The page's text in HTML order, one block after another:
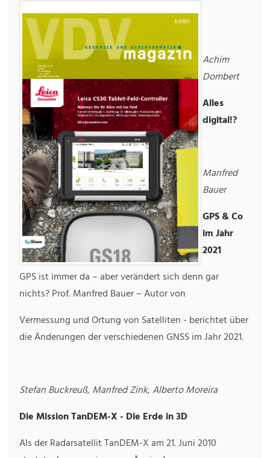
Achim
Dombert
Alles
digital!?
Manfred
Bauer
GPS & Co
im Jahr
2021
GPS ist immer da – aber verändert sich denn gar
nichts? Prof. Manfred Bauer – Autor von
Vermessung und Ortung von Satelliten - berichtet über
die Änderungen der verschiedenen GNSS im Jahr 2021.
Stefan Buckreuß, Manfred Zink, Alberto Moreira
Die Mission TanDEM-X - Die Erde in 3D
Als der Radarsatellit TanDEM-X am 21. Juni 2010